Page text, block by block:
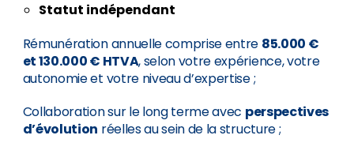
Statut indépendant
Rémunération annuelle comprise entre 85.000 €
et 130.000 € HTVA, selon votre expérience, votre
autonomie et votre niveau d’expertise ;
Collaboration sur le long terme avec perspectives
d’évolution réelles au sein de la structure ;